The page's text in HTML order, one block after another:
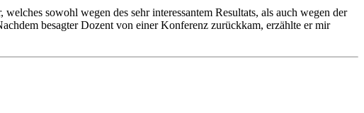
sowohl wegen des sehr interessantem Resultats, als auch wegen der
besagter Dozent von einer Konferenz zurückkam, erzählte er mir